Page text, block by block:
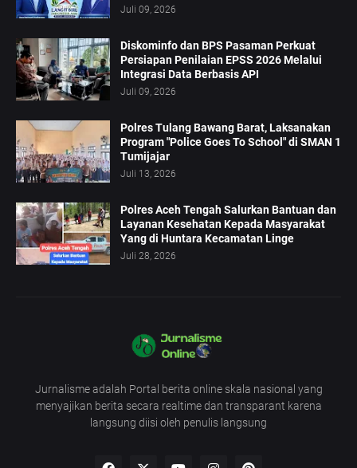
Juli 09, 2026
Diskominfo dan BPS Pasaman Perkuat
Persiapan Penilaian EPSS 2026 Melalui
Integrasi Data Berbasis API
Juli 09, 2026
Polres Tulang Bawang Barat, Laksanakan
Program "Police Goes To School" di SMAN 1
Tumijajar
Juli 13, 2026
Polres Aceh Tengah Salurkan Bantuan dan
Layanan Kesehatan Kepada Masyarakat
Yang di Huntara Kecamatan Linge
Juli 28, 2026
Jurnalisme adalah Portal berita online skala nasional yang
menyajikan berita secara realtime dan transparant karena
langsung diisi oleh penulis langsung